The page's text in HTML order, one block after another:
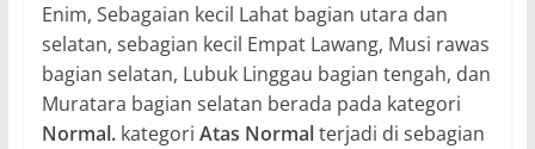
Enim, Sebagaian kecil Lahat bagian utara dan
selatan, sebagian kecil Empat Lawang, Musi rawas
bagian selatan, Lubuk Linggau bagian tengah, dan
Muratara bagian selatan berada pada kategori
Normal.kategori Atas Normalterjadi di sebagian